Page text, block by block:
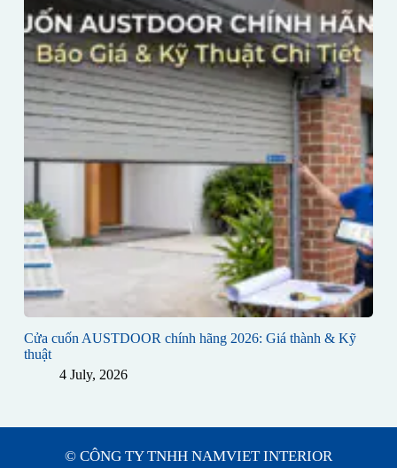
Cửa cuốn AUSTDOOR chính hãng 2026: Giá thành & Kỹ
thuật
4 July, 2026
© CÔNG TY TNHH NAMVIET INTERIOR